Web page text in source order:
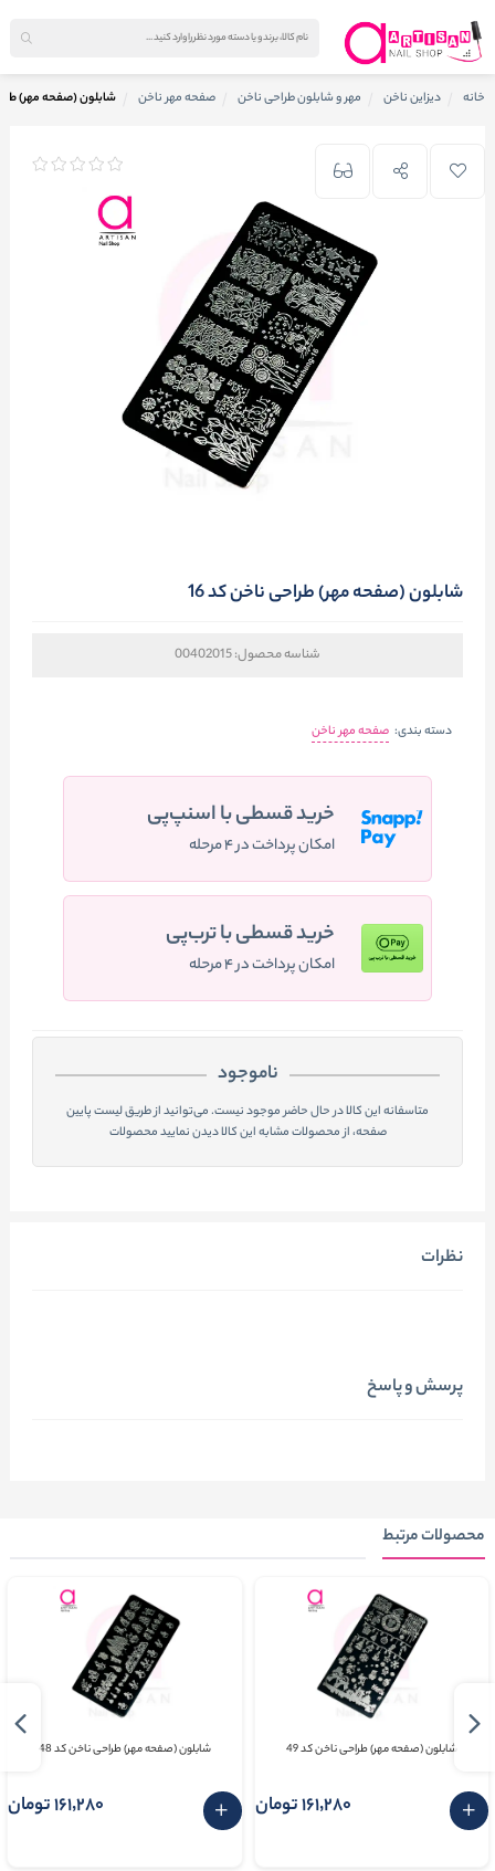
خانه دیزاین ناخن مهر و شابلون طراحی ناخن صفحه مهر ناخن شابلون (صفحه مهر)
شابلون (صفحه مهر) طراحی ناخن کد 16
شناسه محصول:00402015
دسته بندی: صفحه مهر ناخن
خرید قسطی با اسنپ‌پی
امکان پرداخت در ۴ مرحله
خرید قسطی با ترب‌پی
امکان پرداخت در ۴ مرحله
ناموجود
متاسفانه این کالا در حال حاضر موجود نیست. می‌توانید از طریق لیست پایین
صفحه، از محصولات مشابه این کالا دیدن نمایید محصولات
نظرات
پرسش و پاسخ
محصولات مرتبط
شابلون (صفحه مهر) طراحی ناخن کد 49
161٬280 تومان
شابلون (صفحه مهر) طراحی ناخن کد 48
161٬280 تومان